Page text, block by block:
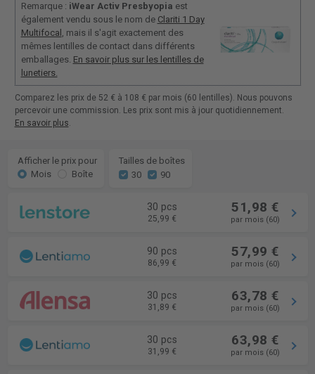
Remarque : iWear Activ Presbyopia est
également vendu sous le nom de Clariti 1 Day
Multifocal , mais il s'agit exactement des
mêmes lentilles de contact dans différents
emballages. En savoir plus sur les lentilles de
lunetiers.
Comparez les prix de 52 € à 108 € par mois (60 lentilles). Nous pouvons
percevoir une commission. Les prix sont mis à jour quotidiennement.
En savoir plus.
Afficher le prix pour
Mois
Boîte
Tailles de boîtes
30
90
30 pcs
25,99 €
51,98 €
par mois (60)
90 pcs
86,99 €
57,99 €
par mois (60)
30 pcs
31,89 €
63,78 €
par mois (60)
30 pcs
31,99 €
63,98 €
par mois (60)